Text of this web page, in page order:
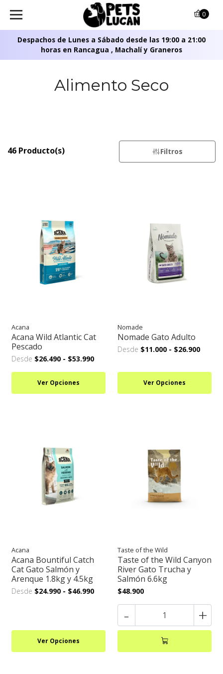
Despachos de Lunes a Sábado desde las 19:00 a 21:00
horas en Rancagua , Machalí y Graneros
0
Alimento Seco
46 Producto(s) Filtros
Acana
Acana Wild Atlantic Cat
Pescado
Desde $26.490 - $53.990
Ver Opciones
Nomade
Nomade Gato Adulto
Desde $11.000 - $26.900
Ver Opciones
Acana
Acana Bountiful Catch
Cat Gato Salmón y
Arenque 1.8kg y 4.5kg
Desde $24.990 - $46.990
Ver Opciones
Taste of the Wild
Taste of the Wild Canyon
River Gato Trucha y
Salmón 6.6kg
$48.900
- +